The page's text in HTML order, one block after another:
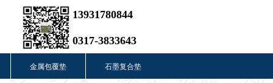
金属包覆垫 石墨复合垫
13931780844
0317-3833643